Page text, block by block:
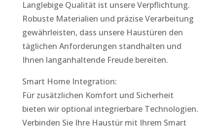
Langlebige Qualität ist unsere Verpflichtung.
Robuste Materialien und präzise Verarbeitung
gewährleisten, dass unsere Haustüren den
täglichen Anforderungen standhalten und
Ihnen langanhaltende Freude bereiten.
Smart Home Integration:
Für zusätzlichen Komfort und Sicherheit
bieten wir optional integrierbare Technologien.
Verbinden Sie Ihre Haustür mit Ihrem Smart